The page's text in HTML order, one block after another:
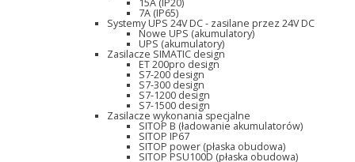
15A (IP20)
7A (IP65)
Systemy UPS 24V DC - zasilane przez 24V DC
Nowe UPS (akumulatory)
UPS (akumulatory)
Zasilacze SIMATIC design
ET 200pro design
S7-200 design
S7-300 design
S7-1200 design
S7-1500 design
Zasilacze wykonania specjalne
SITOP B (ładowanie akumulatorów)
SITOP IP67
SITOP power (płaska obudowa)
SITOP PSU100D (płaska obudowa)